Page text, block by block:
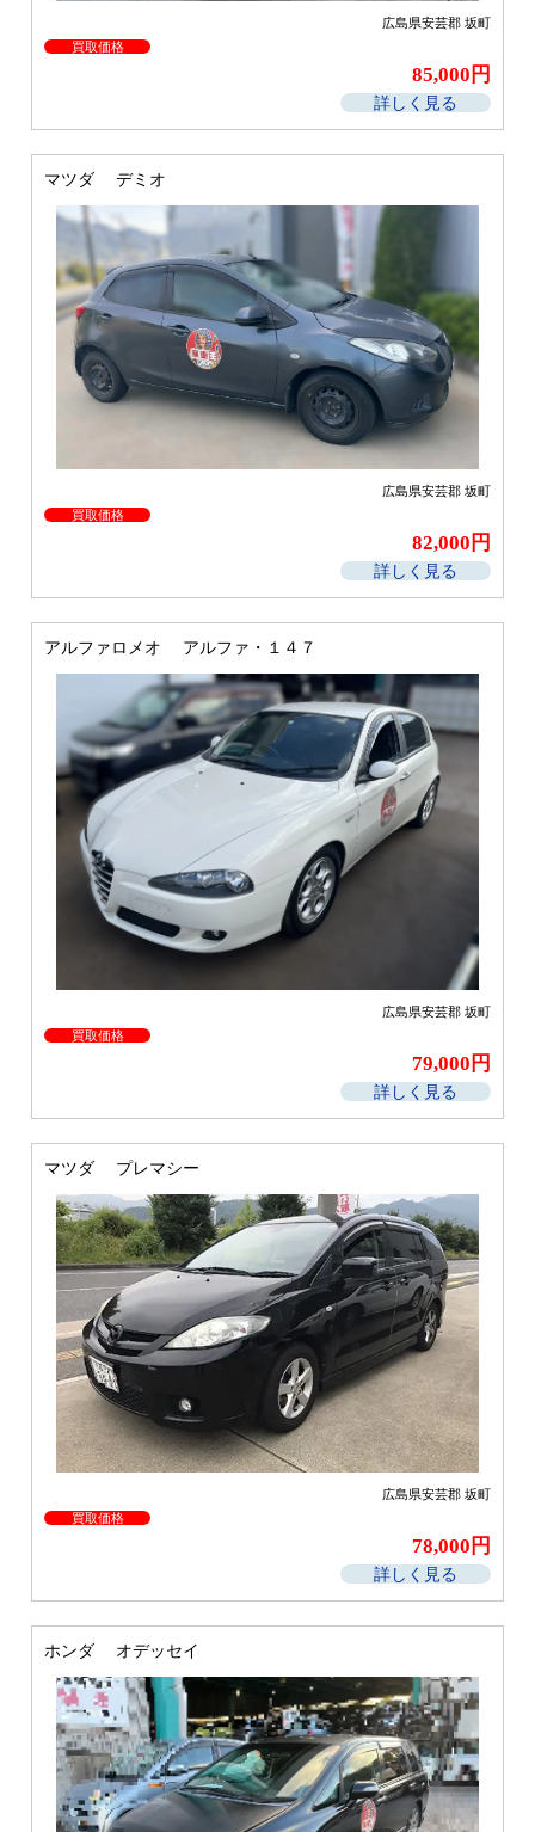
広島県安芸郡 坂町
買取価格
85,000円
詳しく見る
マツダ デミオ
広島県安芸郡 坂町
買取価格
82,000円
詳しく見る
アルファロメオ アルファ・１４７
広島県安芸郡 坂町
買取価格
79,000円
詳しく見る
マツダ プレマシー
広島県安芸郡 坂町
買取価格
78,000円
詳しく見る
ホンダ オデッセイ